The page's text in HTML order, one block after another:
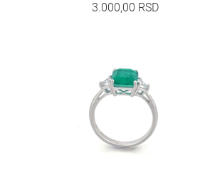
3.000,00 RSD